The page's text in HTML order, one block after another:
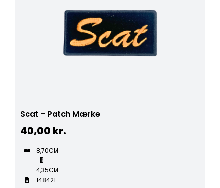
Scat – Patch Mærke
40,00 kr.
8,70CM
4,35CM
148421